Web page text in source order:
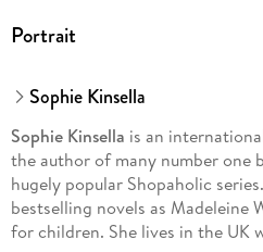
Portrait
Sophie Kinsella
Sophie Kinsella is an
the author of many number one
hugely popular Shopaholic
bestselling novels as Madeleine
for children. She lives in the UK